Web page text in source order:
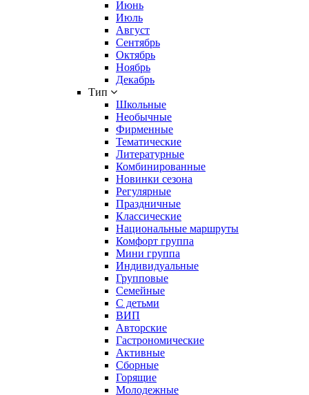
Июнь
Июль
Август
Сентябрь
Октябрь
Ноябрь
Декабрь
Тип
Школьные
Необычные
Фирменные
Тематические
Литературные
Комбинированные
Новинки сезона
Регулярные
Праздничные
Классические
Национальные маршруты
Комфорт группа
Мини группа
Индивидуальные
Групповые
Семейные
С детьми
ВИП
Авторские
Гастрономические
Активные
Сборные
Горящие
Молодежные